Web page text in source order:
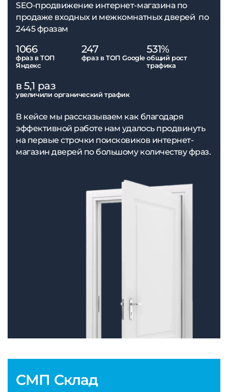
СМП Склад
SEO-продвижение интернет-магазина по
продаже входных и межкомнатных дверей по
2445 фразам
1066
фраз в ТОП
Яндекс
247
фраз в ТОП Google
531%
общий рост
трафика
в 5,1 раз
увеличили органический трафик
В кейсе мы рассказываем как благодаря
эффективной работе нам удалось продвинуть
на первые строчки поисковиков интернет-
магазин дверей по большому количеству фраз.